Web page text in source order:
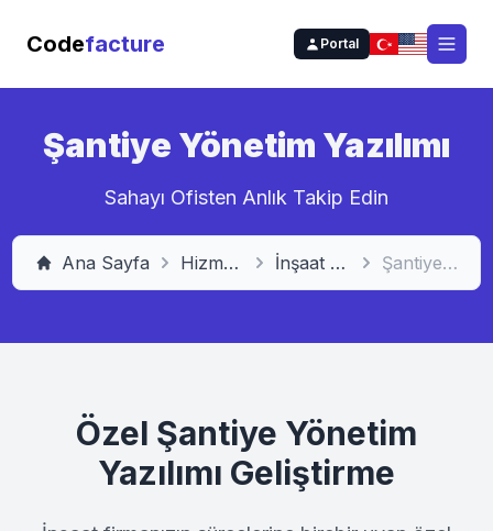
Codefacture Portal
Şantiye Yönetim Yazılımı
Sahayı Ofisten Anlık Takip Edin
Ana Sayfa Hizmetlerimiz İnşaat Yönetim Yazılımları Şantiye Yönetim Yazılımı
Özel Şantiye Yönetim
Yazılımı Geliştirme